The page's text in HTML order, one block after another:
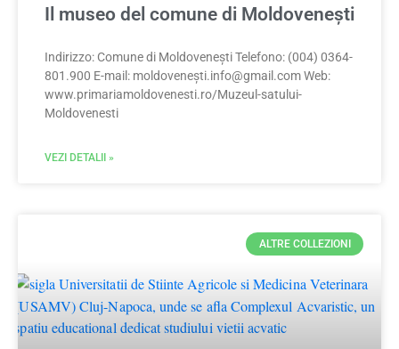
Il museo del comune di Moldovenești
Indirizzo: Comune di Moldovenești Telefono: (004) 0364-
801.900 E-mail: moldovenești.info@gmail.comWeb:
www.primariamoldovenesti.ro/Muzeul-satului-
Moldovenesti
VEZI DETALII »
ALTRE COLLEZIONI